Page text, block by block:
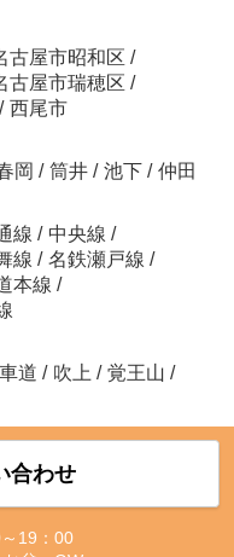
古屋市昭和区 /
古屋市瑞穂区 /
/ 西尾市
岡 / 筒井 / 池下 / 仲田
線 / 中央線 /
線 / 名鉄瀬戸線 /
本線 /
車道 / 吹上 / 覚王山 /
合わせ
19：00